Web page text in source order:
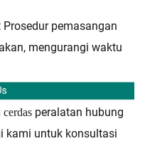
Prosedur pemasangan
mengurangi waktu
cerdas peralatan hubung
kami untuk konsultasi